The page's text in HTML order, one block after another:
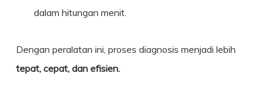
dalam hitungan menit.
Dengan peralatan ini, proses diagnosis menjadi lebih
tepat, cepat, dan efisien.